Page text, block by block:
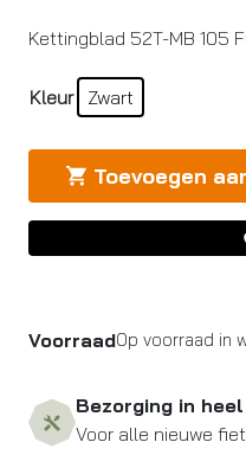
Kettingblad 52T-MB 105
Kleur Zwart
Toevoegen
VoorraadOp voorraad in
Bezorging in
Voor alle nieuwe